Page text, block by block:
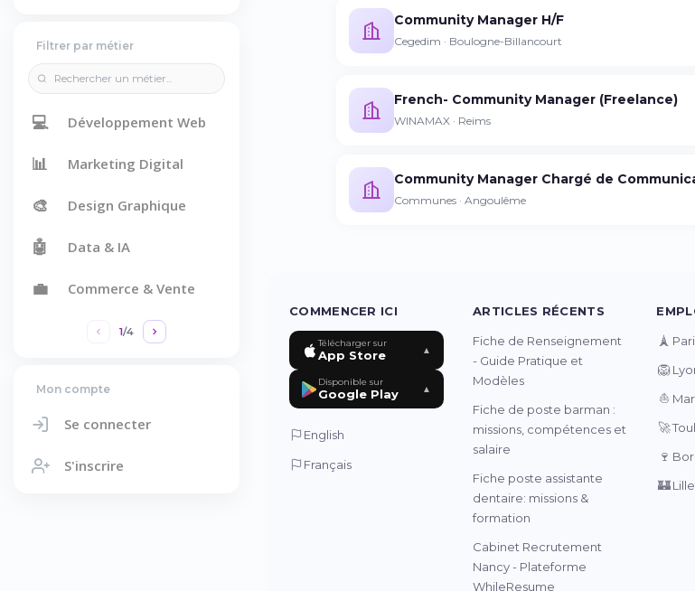
Filtrer par métier
💻 Développement Web
📊 Marketing Digital
🎨 Design Graphique
🤖 Data & IA
💼 Commerce & Vente
1/4
Mon compte
Se connecter
S'inscrire
Community Manager H/F
Cegedim · Boulogne-Billancourt
French- Community Manager (Freelance)
WINAMAX · Reims
Community Manager Chargé de
Communes · Angoulême
Se connecter sur le web
navigateur
COMMENCER ICI
Télécharger sur
App Store ▲
Disponible sur
Google Play ▲
English
Français
ARTICLES RÉCENTS
Fiche de Renseignement
- Guide Pratique et
Modèles
Fiche de poste barman :
missions, compétences et
salaire
Fiche poste assistante
dentaire: missions &
formation
Cabinet Recrutement
Nancy - Plateforme
WhileResume
🗼
🦁
⛵
🚀
🍷
🏰Lille